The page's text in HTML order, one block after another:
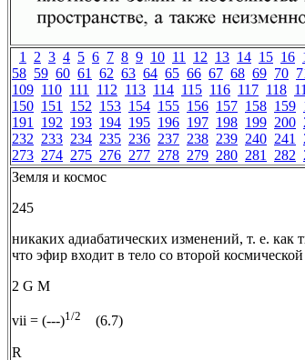
1 2 3 4 5 6 7 8 9 10 11 12 13 14 15 16
58 59 60 61 62 63 64 65 66 67 68 69 70
109 110 111 112 113 114 115 116 117 118
150 151 152 153 154 155 156 157 158 159
191 192 193 194 195 196 197 198 199 200
232 233 234 235 236 237 238 239 240 241
273 274 275 276 277 278 279 280 281 282
Земля и космос
245
никаких адиабатических изменений, т. е. как
что эфир входит в тело со второй
2 G M
vii = (---)1/2
(6.7)
R